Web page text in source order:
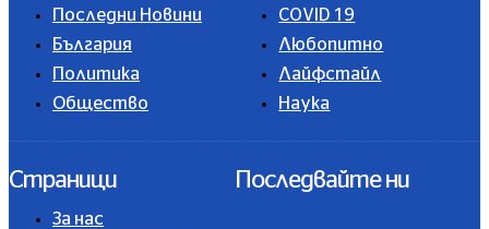
Последни Новини
България
Политика
Общество
COVID 19
Любопитно
Лайфстайл
Наука
Страници
За нас
Последвайте ни